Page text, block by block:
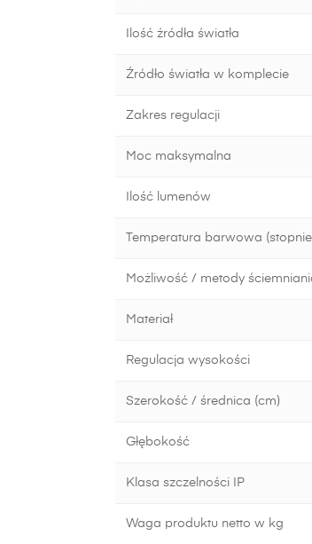
Ilość źródła światła
Źródło światła w komplecie
Zakres regulacji
Moc maksymalna
Ilość lumenów
Temperatura barwowa
Możliwość / metody
Materiał
Regulacja wysokości
Szerokość / średnica (cm)
Głębokość
Klasa szczelności IP
Waga produktu netto w kg